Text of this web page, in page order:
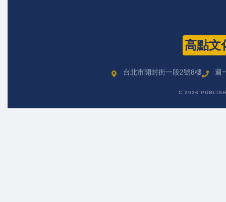
高點文
台北市開封街一段2號8樓 週
C 2026